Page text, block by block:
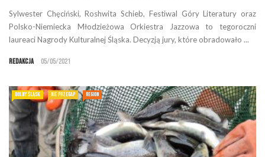
Sylwester Chęciński, Roshwita Schieb, Festiwal Góry Literatury oraz
Polsko-Niemiecka Młodzieżowa Orkiestra Jazzowa to tegoroczni
laureaci Nagrody Kulturalnej Śląska. Decyzją jury, które obradowało ...
Redakcja 05/05/2021
DOLNY ŚLĄSK NIE PRZEGAP REGION